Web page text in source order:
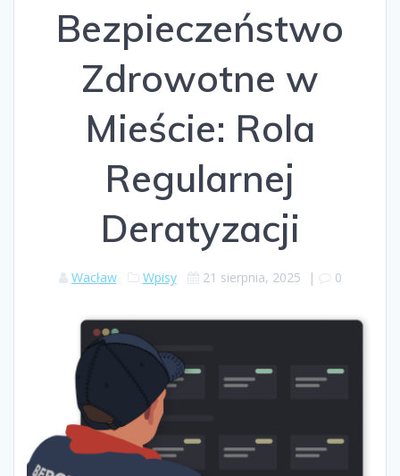
Bezpieczeństwo
Zdrowotne w
Mieście: Rola
Regularnej
Deratyzacji
Wacław Wpisy 21 sierpnia, 2025 | 0